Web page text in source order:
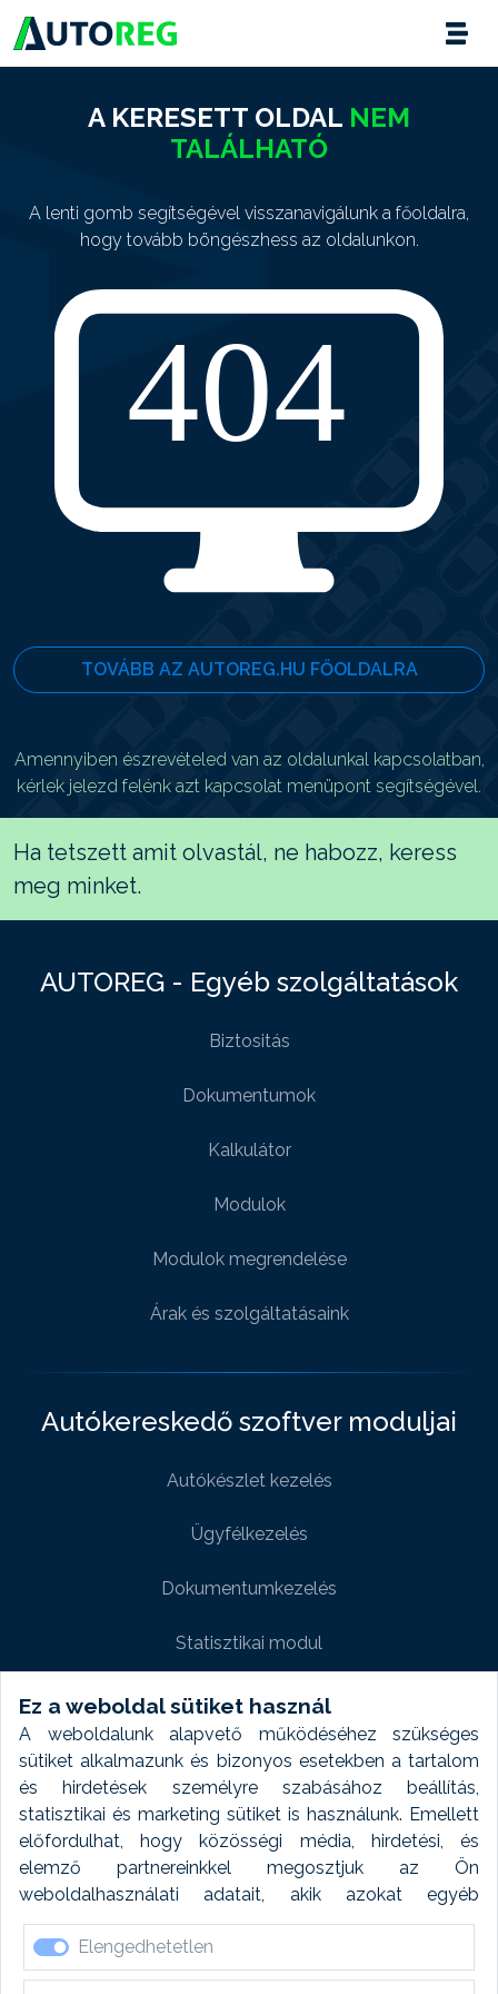
Ez a weboldal sütiket használ
A weboldalunk alapvető működéséhez szükséges
sütiket alkalmazunk és bizonyos esetekben a tartalom
és hirdetések személyre szabásához beállítás,
statisztikai és marketing sütiket is használunk. Emellett
előfordulhat, hogy közösségi média, hirdetési, és
elemző partnereinkkel megosztjuk az Ön
weboldalhasználati adatait, akik azokat egyéb
forrásokból gyűjtött adatokkal kombinálhatják. A sütik
elfogadásával kapcsolatosan naplózást végzünk és
ezen adatokat 6 hónap után automatikusan töröljük. A
Elengedhetetlen
A KERESETT OLDAL NEM
TALÁLHATÓ
A lenti gomb segítségével visszanavigálunk a főoldalra,
hogy tovább böngészhess az oldalunkon.
TOVÁBB AZ AUTOREG.HU FŐOLDALRA
Amennyiben észrevételed van az oldalunkal kapcsolatban,
kérlek jelezd felénk azt kapcsolat menüpont segítségével.
Ha tetszett amit olvastál, ne habozz, keress
meg minket.
AUTOREG - Egyéb szolgáltatások
Biztositás
Dokumentumok
Kalkulátor
Modulok
Modulok megrendelése
Árak és szolgáltatásaink
Autókereskedő szoftver moduljai
Autókészlet kezelés
Ügyfélkezelés
Dokumentumkezelés
Statisztikai modul
Weboldal modul
Fényképtár extra modul
Autómosó modul
Feladatütemezés